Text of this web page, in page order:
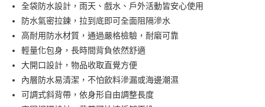
１．簡單：不需註冊會員、不需綁卡、不需儲值。
２．便利：只要手機號碼，簡訊認證，即可結帳。
３．安心：先確認商品／服務後，再付款。
【「AFTEE先享後付」結帳流程】
１．於結帳方式選擇「AFTEE先享後付」後，將跳轉至「AFTEE先享後付」
結帳頁面，進行簡訊認證並確認金額後，即可完成結帳。
２．訂單成立數日內，您將收到繳費通知簡訊。
３．收到繳費通知簡訊後14天內，點擊此簡訊中的連結，可透過四大超商／
運送方式
【全家】取貨付款
每筆NT$90，滿NT$990(含以上)免運費
【7-11】取貨付款
每筆NT$90，滿NT$990(含以上)免運費
全袋防水設計，雨天、戲水、戶外活動皆安心使用
防水氣密拉鍊，拉到底即可全面阻隔滲水
高耐用防水材質，通過嚴格檢驗，耐磨可靠
輕量化包身，長時間背負依然舒適
大開口設計，物品收取直覺方便
內層防水易清潔，不怕飲料滲漏或海邊潮濕
可調式斜背帶，依身形自由調整長度